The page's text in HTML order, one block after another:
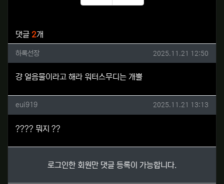
추천
비추천
댓글 2개
하록선장님의 댓글
하록선장 작성일
2025.11.21 12:50
걍 얼음물이라고 해라 워터스무디는 개뿔
eui919님의 댓글
eui919 작성일
2025.11.21 13:13
???? 뭐지 ??
로그인한 회원만 댓글 등록이 가능합니다.